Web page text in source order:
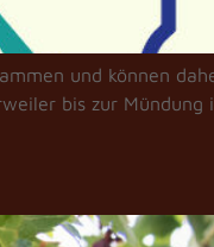
und können
bis zur Mündung